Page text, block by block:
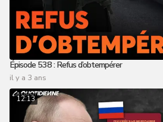
Épisode 538 : Refus d’obtempérer
il y a 3 ans
12:13